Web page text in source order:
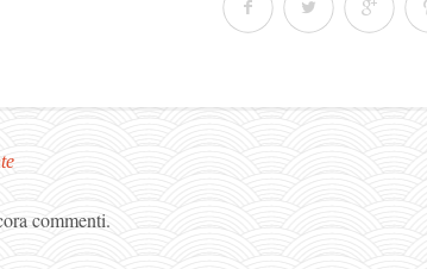
commenti.